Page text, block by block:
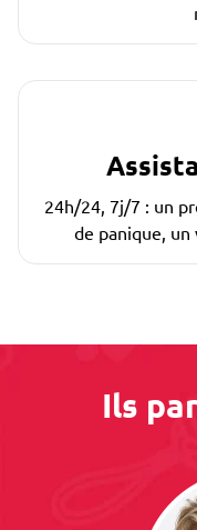
24h/24, 7j/7 : un
de panique,
Ils